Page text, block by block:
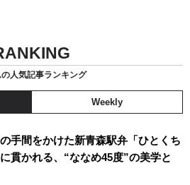
の人気記事ランキング
Weekly
手間をかけた新青森駅弁「ひとくち
貫かれる、“ななめ45度”の美学と